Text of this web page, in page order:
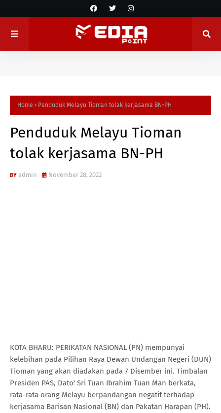
Home Penduduk Melayu Tioman tolak kerjasama BN-PH
Penduduk Melayu Tioman
tolak kerjasama BN-PH
admin November 28, 2022
KOTA BHARU: PERIKATAN NASIONAL (PN) mempunyai
kelebihan pada Pilihan Raya Dewan Undangan Negeri (DUN)
Tioman yang akan diadakan pada 7 Disember ini. Timbalan
Presiden PAS, Dato' Sri Tuan Ibrahim Tuan Man berkata,
rata-rata orang Melayu berpandangan negatif terhadap
kerjasama Barisan Nasional (BN) dan Pakatan Harapan (PH).